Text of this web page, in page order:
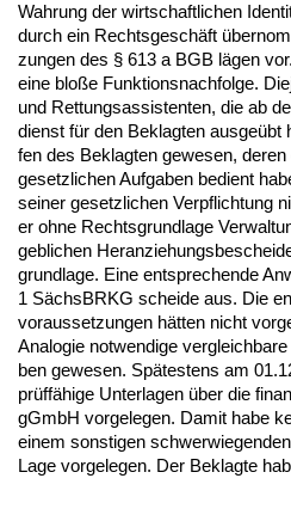
Wah­rung der wirt­schaft­li­chen
durch ein Rechts­geschäft
zun­gen des § 613 a BGB lägen
ei­ne bloße Funk­ti­ons­nach­fol­ge.
und Ret­tungs­as­sis­ten­ten, die ab
dienst für den Be­klag­ten
fen des Be­klag­ten ge­we­sen,
ge­setz­li­chen Auf­ga­ben be­dient
sei­ner ge­setz­li­chen Ver­pflich­tung
er oh­ne Rechts­grund­la­ge
geb­li­chen
grund­la­ge. Ei­ne ent­spre­chen­de
1 Sächs­BRKG schei­de aus. Die
vor­aus­set­zun­gen hätten nicht
Ana­lo­gie not­wen­di­ge
ben ge­we­sen. Spätes­tens am
prüffähi­ge Un­ter­la­gen über die
gGmbH vor­ge­le­gen. Da­mit ha­be
ei­nem sons­ti­gen
La­ge vor­ge­le­gen. Der Be­klag­te